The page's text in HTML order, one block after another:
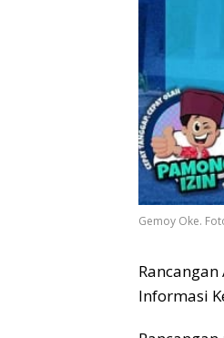
Gemoy Oke.
Informasi